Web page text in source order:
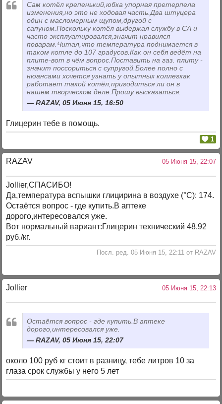
Сам котёл крепенький,юбка упорная претерпела
изменения,но это не ходовая часть.Два штуцера
один с масломерным щупом,другой с
сапуном.Поскольку котёл выдержал службу в СА и
часто эксплуатировался,значит нравился
поварам.Читал,что температура поднимается в
таком котле до 107 градусов.Как он себя ведёт на
плите-вот в чём вопрос.Поставить на газ. плиту -
значит поссориться с супругой.Более полно с
нюансами хочется узнать у опытных коллегкак
работает такой котёл,пригодиться ли он в
нашем творческом деле.Прошу высказаться.
RAZAV, 05 Июня 15, 16:50
Глицерин тебе в помощь.
1
RAZAV 05 Июня 15, 22:07
Jollier,СПАСИБО!
Да,температура вспышки глицирина в воздухе (°C): 174.
Остаётся вопрос - где купить.В аптеке
дорого,интересовался уже.
Вот нормальный вариант:Глицерин технический 48.92
руб./кг.
Посл. ред. 05 Июня 15, 22:11 от RAZAV
Jollier 05 Июня 15, 22:13
Остаётся вопрос - где купить.В аптеке
дорого,интересовался уже.
RAZAV, 05 Июня 15, 22:07
около 100 руб кг стоит в разницу, тебе литров 10 за
глаза срок службы у него 5 лет